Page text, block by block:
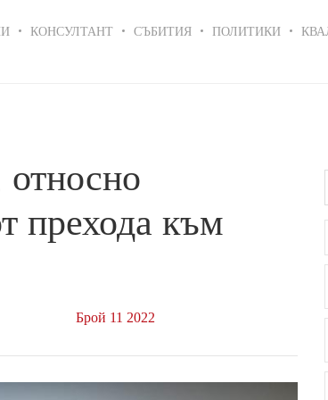
КОНСУЛТАНТ СЪБИТИЯ ПОЛИТИКИ
прехода към
Брой 11 2022